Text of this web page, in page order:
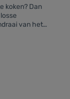
de
Ja
JaType
koken? Dan
van het
Check. Een
de keuken?
eenvoudig